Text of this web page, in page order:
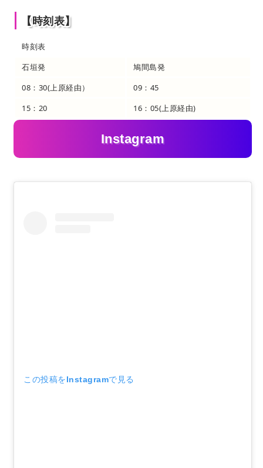
【時刻表】
時刻表
石垣発
鳩間島発
08：30(上原経由）
09：45
15：20
16：05(上原経由)
実際に行った方の声
Instagram
この投稿をInstagramで見る